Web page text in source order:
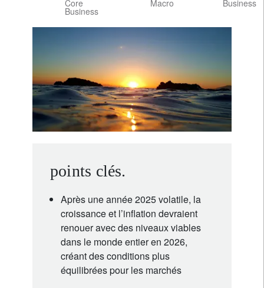
Core
Business
Macro Business
points clés.
Après une année 2025 volatile, la
croissance et l’inflation devraient
renouer avec des niveaux viables
dans le monde entier en 2026,
créant des conditions plus
équilibrées pour les marchés